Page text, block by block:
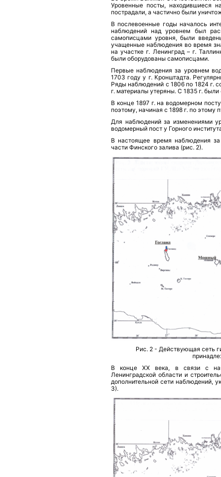
Уровенные посты, находившиеся
пострадали, а частично были
В послевоенные годы началось
наблюдений над уровнем был
самописцами уровня, были
учащенные наблюдения во время
на участке г. Ленинград – г.
были оборудованы самописцами.
Первые наблюдения за уровнем
1703 году у г. Кронштадта.
Ряды наблюдений с 1806 по 1824 г.
г. материалы утеряны. С 1835 г.
В конце 1897 г. на водомерном
поэтому, начиная с 1898 г. по
Для наблюдений за изменениями
водомерный пост у Горного
В настоящее время наблюдения
части Финского залива (рис. 2).
Pис. 2 - Действующая сеть
В конце ХХ века, в связи с
Ленинградской области и
дополнительной сети наблюдений,
3).